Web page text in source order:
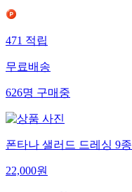
471적립
무료배송
626명구매중
폰타나 샐러드 드레싱 9
22,000원